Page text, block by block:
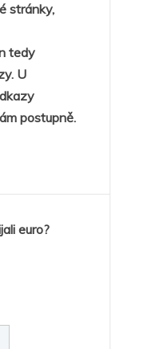
stránky,
tedy
U
postupně.
euro?